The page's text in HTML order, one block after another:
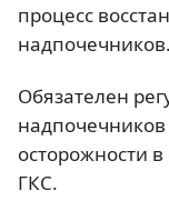
процесс
надпочечников.
Обязателен
осторожности
ГКС.